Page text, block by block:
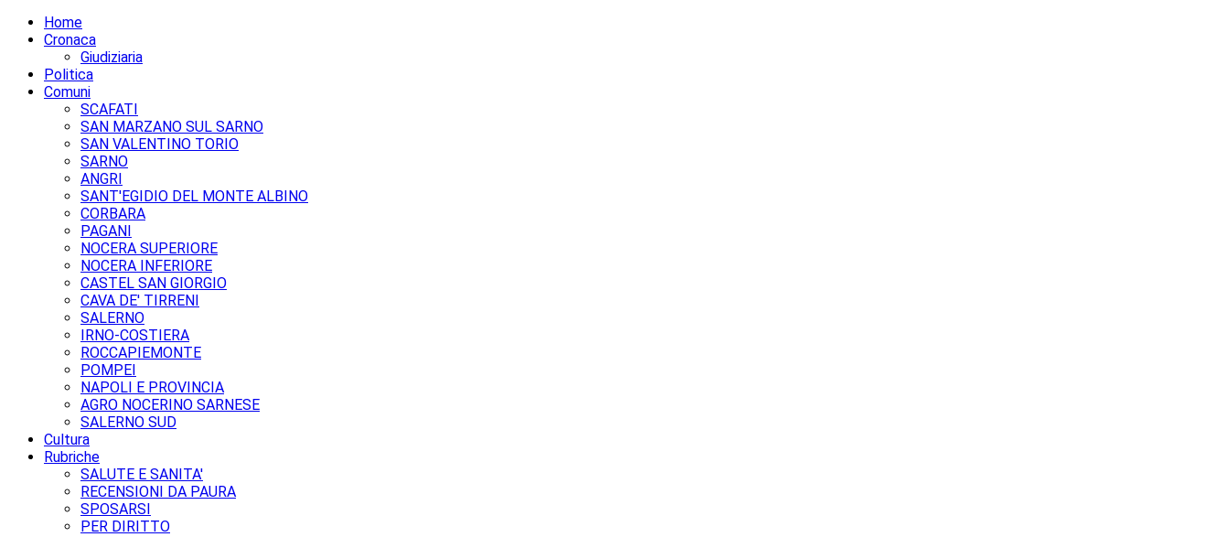
Home
Cronaca
Giudiziaria
Politica
Comuni
SCAFATI
SAN MARZANO SUL SARNO
SAN VALENTINO TORIO
SARNO
ANGRI
SANT'EGIDIO DEL MONTE ALBINO
CORBARA
PAGANI
NOCERA SUPERIORE
NOCERA INFERIORE
CASTEL SAN GIORGIO
CAVA DE' TIRRENI
SALERNO
IRNO-COSTIERA
ROCCAPIEMONTE
POMPEI
NAPOLI E PROVINCIA
AGRO NOCERINO SARNESE
SALERNO SUD
Cultura
Rubriche
SALUTE E SANITA'
RECENSIONI DA PAURA
SPOSARSI
PER DIRITTO